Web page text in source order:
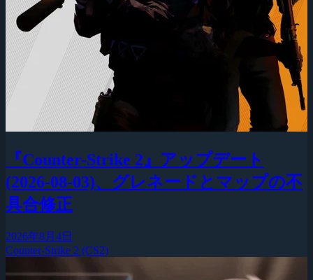
『Counter-Strike 2』アップデート
(2026-08-03)、グレネードとマップの不
具合修正
2026年8月4日
Counter-Strike 2 (CS2)